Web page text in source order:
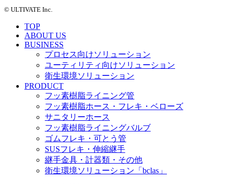
©️ ULTIVATE Inc.
TOP
ABOUT US
BUSINESS
プロセス向けソリューション
ユーティリティ向けソリューション
衛生環境ソリューション
PRODUCT
フッ素樹脂ライニング管
フッ素樹脂ホース・フレキ・ベローズ
サニタリーホース
フッ素樹脂ライニングバルブ
ゴムフレキ・可とう管
SUSフレキ・伸縮継手
継手金具・計器類・その他
衛生環境ソリューション「bclas」